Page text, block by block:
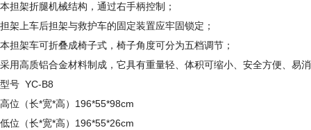
本担架折腿机械结构，通过右手柄控制；
担架上车后担架与救护车的固定装置应牢固锁定；
本担架车可折叠成椅子式，椅子角度可分为五档调节；
采用高质铝合金材料制成，它具有重量轻、体积可缩小、安全方便、易
型号 YC-B8
高位（长*宽*高）196*55*98cm
低位（长*宽*高）196*55*26cm